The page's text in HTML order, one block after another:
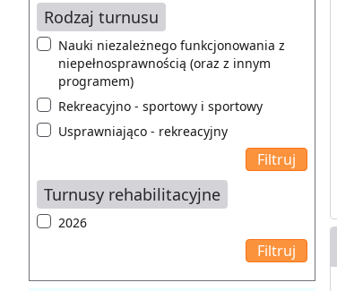
Rodzaj turnusu
Nauki niezależnego funkcjonowania z
niepełnosprawnością (oraz z innym
programem)
Rekreacyjno - sportowy i sportowy
Usprawniająco - rekreacyjny
Turnusy rehabilitacyjne
2026